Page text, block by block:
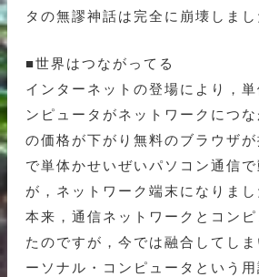
タの無謬神話は完全に崩壊しまし
■世界はつながってる
インターネットの登場により，
ンピュータがネットワークにつ
の価格が下がり無料のブラウザ
で単体かせいぜいパソコン通信
が，ネットワーク端末になりまし
本来，通信ネットワークとコン
たのですが，今では融合してし
ーソナル・コンピュータという